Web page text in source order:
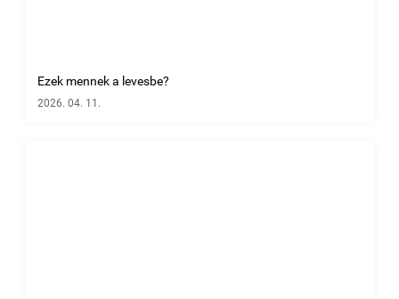
Ezek mennek a levesbe?
2026. 04. 11.